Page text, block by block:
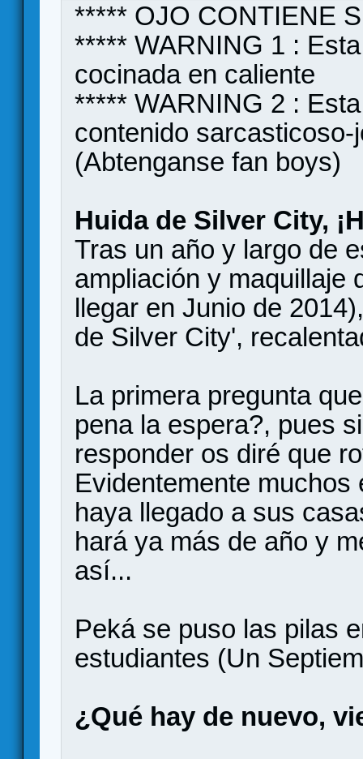
***** OJO CONTIENE
***** WARNING 1 :
cocinada en caliente
***** WARNING 2 :
contenido
(Abtenganse fan boys)
Huida de Silver City,
Tras un año y largo de
ampliación y maquillaje
llegar en Junio de
de Silver City',
La primera pregunta
pena la espera?, pues
responder os diré que
Evidentemente
haya llegado a sus
hará ya más de año y
así...
Peká se puso las pilas
estudiantes (Un
¿Qué hay de nuevo,